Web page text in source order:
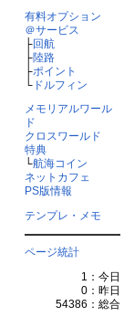
有料オプション
＠サービス
├回航
├陸路
├ポイント
└ドルフィン
メモリアルワール
ド
クロスワールド
特典
└航海コイン
ネットカフェ
PS版情報
テンプレ・メモ
ページ統計
1：今日
0：昨日
54386：総合